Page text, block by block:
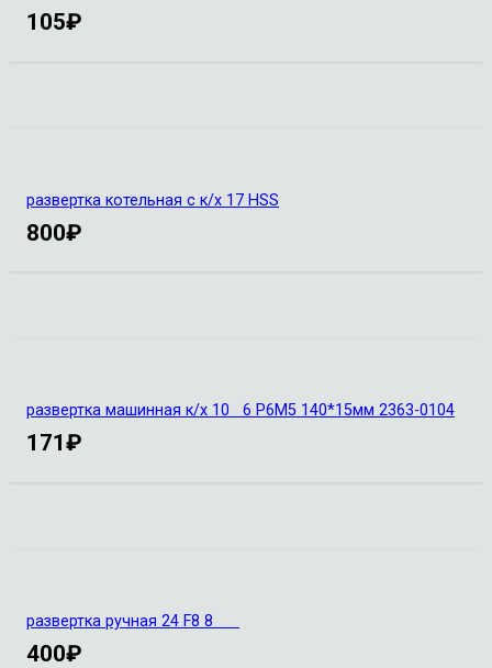
105₽
развертка котельная с к/х 17 HSS
800₽
развертка машинная к/х 10 6 Р6М5 140*15мм 2363-0104
171₽
развертка ручная 24 F8 8
400₽